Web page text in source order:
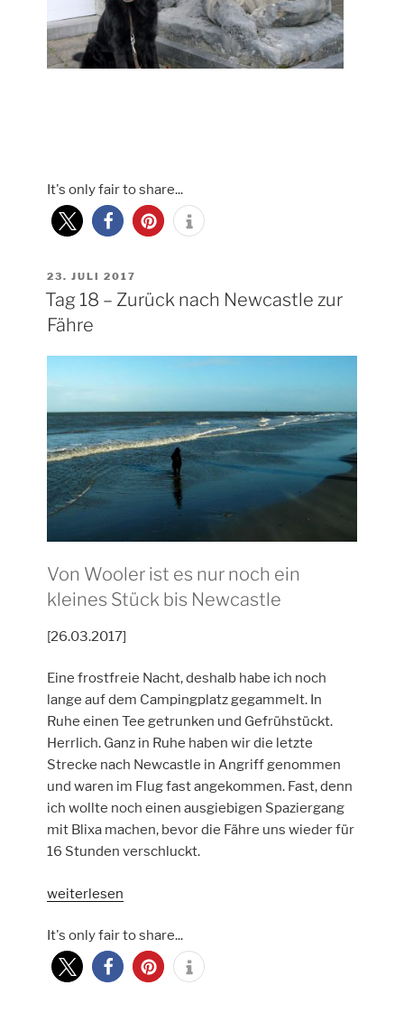
It's only fair to share...
VERÖFFENTLICHT
AM
23. JULI 2017
Tag 18 – Zurück nach Newcastle zur
Fähre
Von Wooler ist es nur noch ein
kleines Stück bis Newcastle
[26.03.2017]
Eine frostfreie Nacht, deshalb habe ich noch
lange auf dem Campingplatz gegammelt. In
Ruhe einen Tee getrunken und Gefrühstückt.
Herrlich. Ganz in Ruhe haben wir die letzte
Strecke nach Newcastle in Angriff genommen
und waren im Flug fast angekommen. Fast, denn
ich wollte noch einen ausgiebigen Spaziergang
mit Blixa machen, bevor die Fähre uns wieder für
16 Stunden verschluckt.
„Tag
–
Zurück
nach
weiterlesen
It's only fair to share...